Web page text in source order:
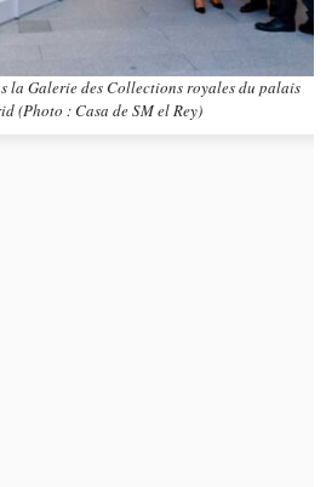
la Galerie des Collections royales du palais
(Photo : Casa de SM el Rey)